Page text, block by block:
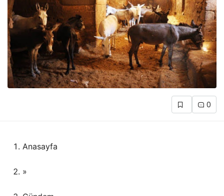
0
Anasayfa
»